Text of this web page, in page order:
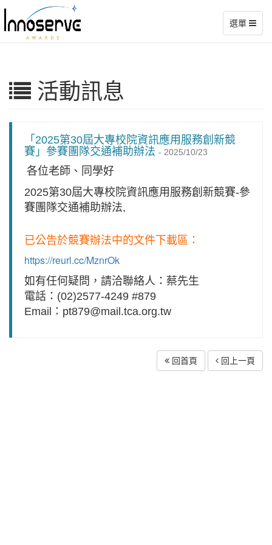
選單
活動訊息
「2025第30屆大專校院資訊應用服務創新競
賽」參賽團隊交通補助辦法 - 2025/10/23
各位老師、同學好
2025第30屆大專校院資訊應用服務創新競賽-參
賽團隊交通補助辦法,
已公告於競賽辦法中的文件下載區：
https://reurl.cc/MznrOk
如有任何疑問，請洽聯絡人：蔡先生
電話：(02)2577-4249 #879
Email：pt879@mail.tca.org.tw
回首頁 回上一頁